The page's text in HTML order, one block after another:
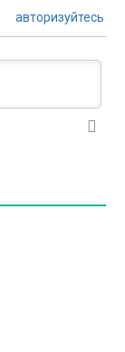
авторизуйтесь